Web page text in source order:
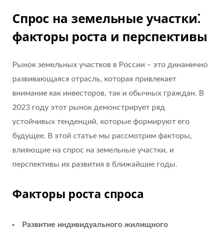
Спрос на земельные участки⁚
факторы роста и перспективы
Рынок земельных участков в России – это динамично
развивающаяся отрасль, которая привлекает
внимание как инвесторов, так и обычных граждан. В
2023 году этот рынок демонстрирует ряд
устойчивых тенденций, которые формируют его
будущее. В этой статье мы рассмотрим факторы,
влияющие на спрос на земельные участки, и
перспективы их развития в ближайшие годы.
Факторы роста спроса
Развитие индивидуального жилищного